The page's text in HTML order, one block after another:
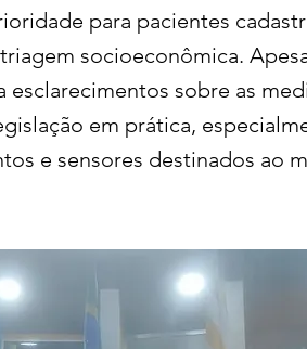
para pacientes
socioeconômica.
esclarecimentos sobre as
em prática,
e sensores destinados ao